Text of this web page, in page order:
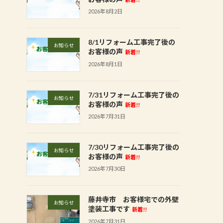
2026年8月2日
お知らせ
8/1リフォーム工事完了後の
お客様の声 新着!!
2026年8月1日
お知らせ
7/31リフォーム工事完了後の
お客様の声 新着!!
2026年7月31日
お知らせ
7/30リフォーム工事完了後の
お客様の声 新着!!
2026年7月30日
お知らせ
藤井寺市 お客様宅での外壁
塗装工事です 新着!!
2026年7月31日